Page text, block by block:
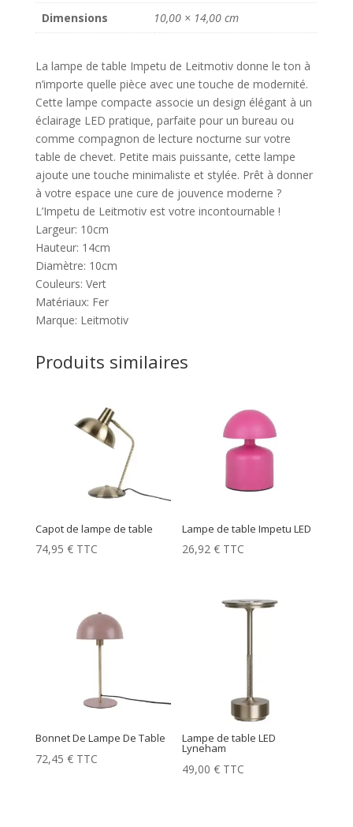
Dimensions 10,00 × 14,00 cm
La lampe de table Impetu de Leitmotiv donne le ton à
n’importe quelle pièce avec une touche de modernité.
Cette lampe compacte associe un design élégant à un
éclairage LED pratique, parfaite pour un bureau ou
comme compagnon de lecture nocturne sur votre
table de chevet. Petite mais puissante, cette lampe
ajoute une touche minimaliste et stylée. Prêt à donner
à votre espace une cure de jouvence moderne ?
L’Impetu de Leitmotiv est votre incontournable !
Largeur: 10cm
Hauteur: 14cm
Diamètre: 10cm
Couleurs: Vert
Matériaux: Fer
Marque: Leitmotiv
Produits similaires
Capot de lampe de table
74,95 € TTC
Lampe de table Impetu LED
26,92€ TTC
Bonnet De Lampe De Table
72,45 € TTC
Lampe de table LED
Lyneham
49,00€ TTC